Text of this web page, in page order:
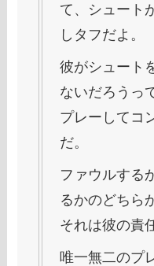
て、シュート
しタフだよ。
彼がシュート
ないだろうっ
プレーしてコ
だ。
ファウルする
るかのどちら
それは彼の責
唯一無二のプ